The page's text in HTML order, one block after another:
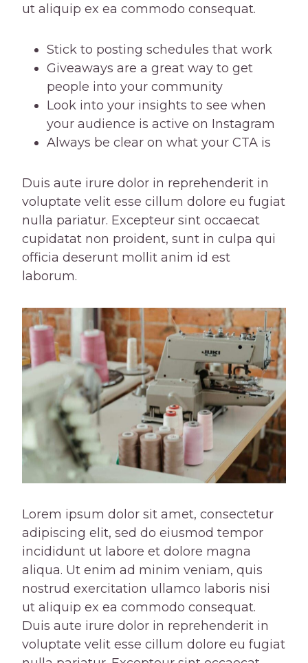
ut aliquip ex ea commodo consequat.
Stick to posting schedules that work
Giveaways are a great way to get
people into your community
Look into your insights to see when
your audience is active on Instagram
Always be clear on what your CTA is
Duis aute irure dolor in reprehenderit in
voluptate velit esse cillum dolore eu fugiat
nulla pariatur. Excepteur sint occaecat
cupidatat non proident, sunt in culpa qui
officia deserunt mollit anim id est
laborum.
Lorem ipsum dolor sit amet, consectetur
adipiscing elit, sed do eiusmod tempor
incididunt ut labore et dolore magna
aliqua. Ut enim ad minim veniam, quis
nostrud exercitation ullamco laboris nisi
ut aliquip ex ea commodo consequat.
Duis aute irure dolor in reprehenderit in
voluptate velit esse cillum dolore eu fugiat